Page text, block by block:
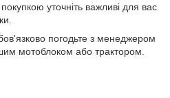
уточніть важливі для вас
погодьте з менеджером
мотоблоком або трактором.